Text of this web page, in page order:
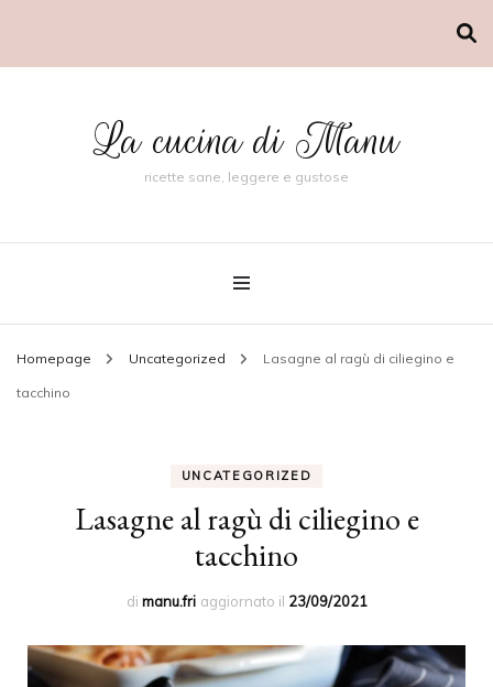
La cucina di Manu
ricette sane, leggere e gustose
Homepage Uncategorized Lasagne al ragù di ciliegino e
tacchino
UNCATEGORIZED
Lasagne al ragù di ciliegino e
tacchino
di manu.fri aggiornato il 23/09/2021